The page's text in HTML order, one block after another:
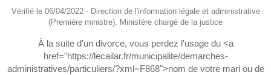
Vérifié le 06/04/2022 - Direction de l'information légale et administrative
(Première ministre), Ministère chargé de la justice
À la suite d'un divorce, vous perdez l'usage du <a
href="https://lecailar.fr/municipalite/demarches-
administratives/particuliers/?xml=F868">nom de votre mari ou de